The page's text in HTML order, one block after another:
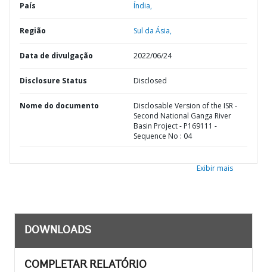
País Índia,
Região Sul da Ásia,
Data de divulgação 2022/06/24
Disclosure Status Disclosed
Nome do documento
Disclosable Version of the ISR -
Second National Ganga River
Basin Project - P169111 -
Sequence No : 04
Exibir mais
DOWNLOADS
COMPLETAR RELATÓRIO